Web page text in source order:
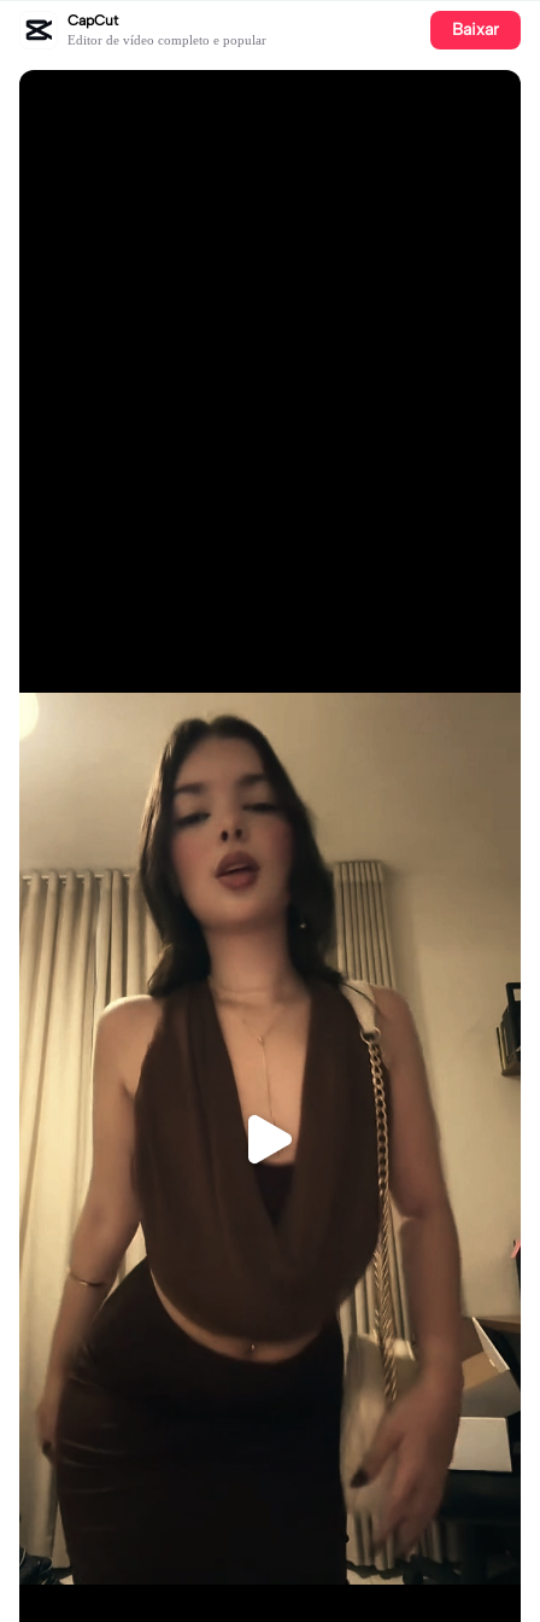
CapCut
Editor de vídeo completo e popular Baixar